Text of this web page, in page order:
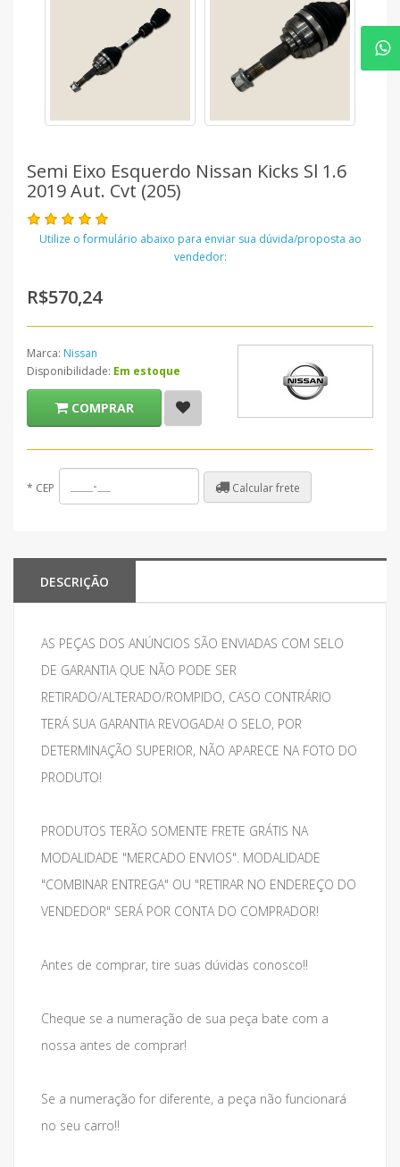
Semi Eixo Esquerdo Nissan Kicks Sl 1.6
2019 Aut. Cvt (205)
Utilize o formulário abaixo para enviar sua dúvida/proposta ao
vendedor:
R$570,24
Marca: Nissan
Disponibilidade: Em estoque
COMPRAR
* CEP Calcular frete
DESCRIÇÃO
AS PEÇAS DOS ANÚNCIOS SÃO ENVIADAS COM SELO
DE GARANTIA QUE NÃO PODE SER
RETIRADO/ALTERADO/ROMPIDO, CASO CONTRÁRIO
TERÁ SUA GARANTIA REVOGADA! O SELO, POR
DETERMINAÇÃO SUPERIOR, NÃO APARECE NA FOTO DO
PRODUTO!
PRODUTOS TERÃO SOMENTE FRETE GRÁTIS NA
MODALIDADE "MERCADO ENVIOS". MODALIDADE
"COMBINAR ENTREGA" OU "RETIRAR NO ENDEREÇO DO
VENDEDOR" SERÁ POR CONTA DO COMPRADOR!
Antes de comprar, tire suas dúvidas conosco!!
Cheque se a numeração de sua peça bate com a
nossa antes de comprar!
Se a numeração for diferente, a peça não funcionará
no seu carro!!